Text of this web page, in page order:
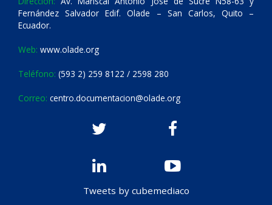
Fernández Salvador Edif. Olade – San Carlos, Quito –
Ecuador.
Web: www.olade.org
Teléfono: (593 2) 259 8122 / 2598 280
Correo: centro.documentacion@olade.org
Tweets by cubemediaco